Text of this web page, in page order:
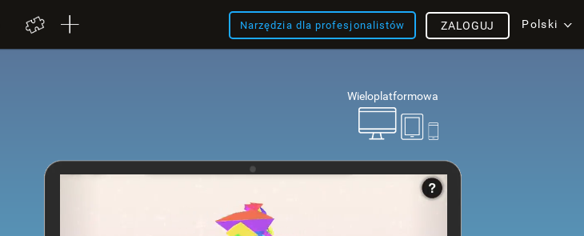
Narzędzia dla profesjonalistów Polski
ZALOGUJ
Wieloplatformowa